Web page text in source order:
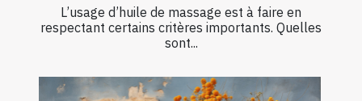
L’usage d’huile de massage est à faire en
respectant certains critères importants. Quelles
sont...